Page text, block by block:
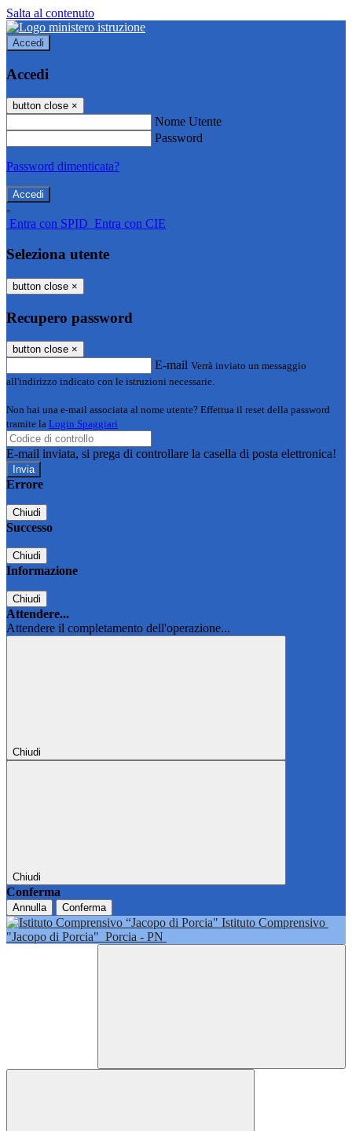
Salta al contenuto
Accedi
Accedi
button close ×
Nome Utente
Password
Password dimenticata?
-
Entra con SPID Entra con CIE
Seleziona utente
button close ×
Recupero password
button close ×
E-mail Verrà inviato un messaggio
all'indirizzo indicato con le istruzioni necessarie.
Non hai una e-mail associata al nome utente? Effettua il reset della password
tramite la Login Spaggiari
E-mail inviata, si prega di controllare la casella di posta elettronica!
Errore
Chiudi
Successo
Chiudi
Informazione
Chiudi
Attendere...
Attendere il completamento dell'operazione...
Chiudi
Chiudi
Conferma
Annulla Conferma
Istituto Comprensivo
"Jacopo di Porcia" Porcia - PN